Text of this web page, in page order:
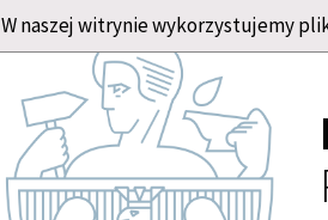
W naszej witrynie wykorzystujemy